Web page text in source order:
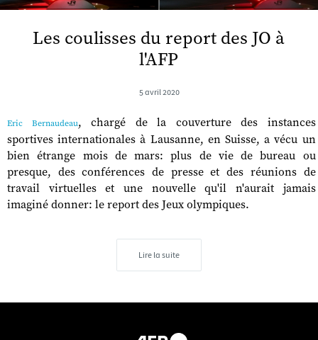
Les coulisses du report des JO à
l'AFP
5 avril 2020
Eric Bernaudeau, chargé de la couverture des instances
sportives internationales à Lausanne, en Suisse, a vécu un
bien étrange mois de mars: plus de vie de bureau ou
presque, des conférences de presse et des réunions de
travail virtuelles et une nouvelle qu'il n'aurait jamais
imaginé donner: le report des Jeux olympiques.
Lire la suite